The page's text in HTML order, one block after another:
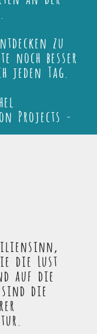
zu
noch besser
jeden Tag.
Projects -
die Lust
auf die
die